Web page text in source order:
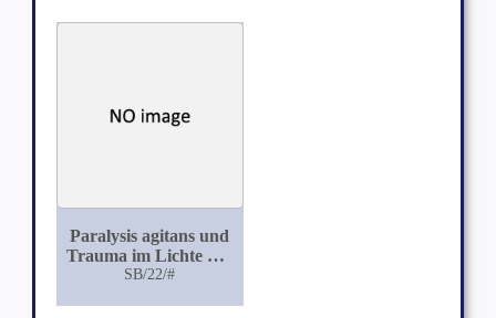
Paralysis agitans und
Trauma im Lichte der
Unfallheilkunde
SB/22/#